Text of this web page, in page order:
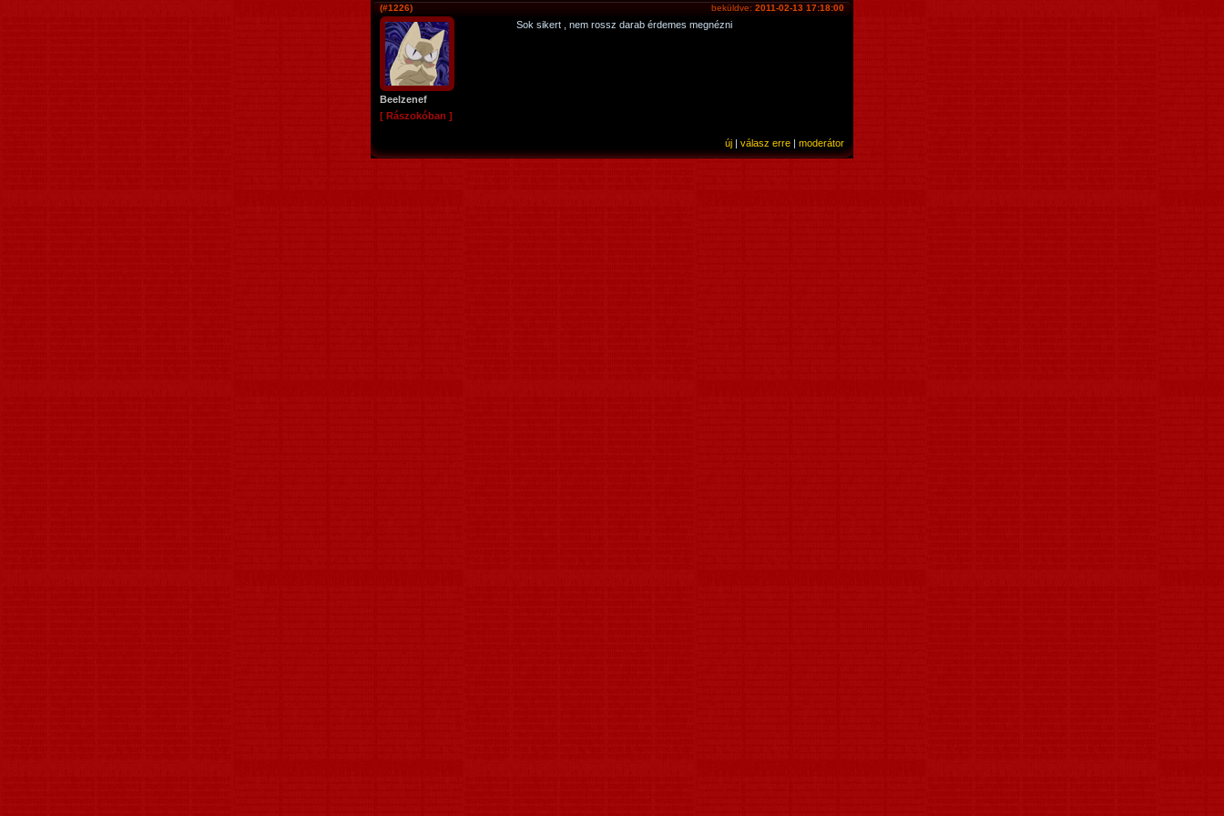
beküldve: 2011-02-13 17:18:00
(#1226)
Beelzenef
[ Rászokóban ]
Sok sikert , nem rossz darab érdemes megnézni
új | válasz erre | moderátor